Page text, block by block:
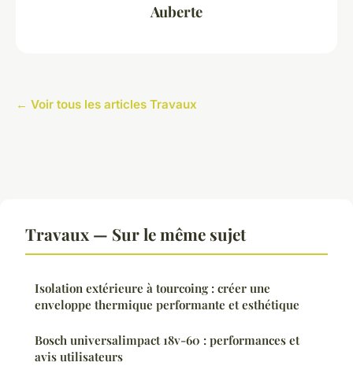
Auberte
← Voir tous les articles Travaux
Travaux — Sur le même sujet
Isolation extérieure à tourcoing : créer une
enveloppe thermique performante et esthétique
Bosch universalimpact 18v-60 : performances et
avis utilisateurs